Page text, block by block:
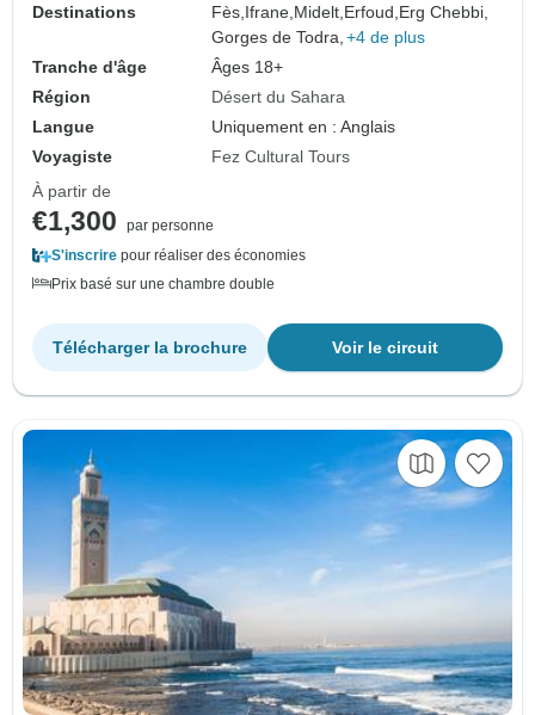
Destinations
Fès, Ifrane, Midelt, Erfoud, Erg Chebbi,
Gorges de Todra, +4 de plus
Tranche d'âge
Âges 18+
Région
Désert du Sahara
Langue
Uniquement en : Anglais
Voyagiste
Fez Cultural Tours
À partir de
€1,300
par personne
S'inscrire pour réaliser des économies
Prix basé sur une chambre double
Voir le circuit
Télécharger la brochure